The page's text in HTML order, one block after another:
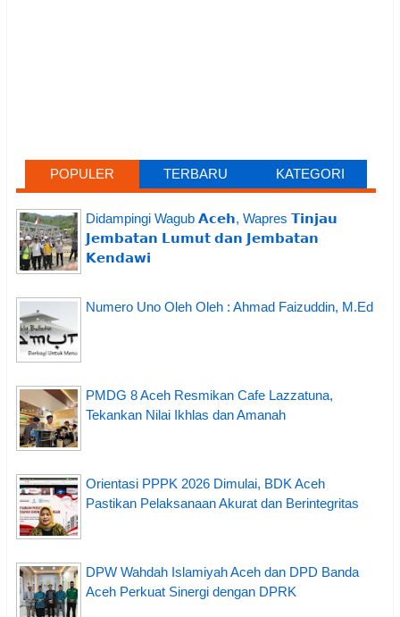
POPULER TERBARU KATEGORI
Didampingi Wagub 𝗔𝗰𝗲𝗵, Wapres 𝗧𝗶𝗻𝗷𝗮𝘂
𝗝𝗲𝗺𝗯𝗮𝘁𝗮𝗻 𝗟𝘂𝗺𝘂𝘁 𝗱𝗮𝗻 𝗝𝗲𝗺𝗯𝗮𝘁𝗮𝗻
𝗞𝗲𝗻𝗱𝗮𝘄𝗶
Numero Uno Oleh Oleh : Ahmad Faizuddin, M.Ed
PMDG 8 Aceh Resmikan Cafe Lazzatuna,
Tekankan Nilai Ikhlas dan Amanah
Orientasi PPPK 2026 Dimulai, BDK Aceh
Pastikan Pelaksanaan Akurat dan Berintegritas
DPW Wahdah Islamiyah Aceh dan DPD Banda
Aceh Perkuat Sinergi dengan DPRK